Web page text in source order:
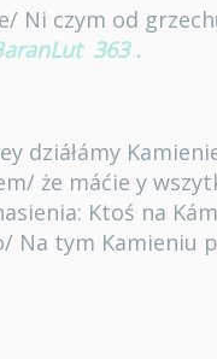
Ni czym od
363 .
dziáłámy
że máćie y
Ktoś na
Na tym Kamieniu